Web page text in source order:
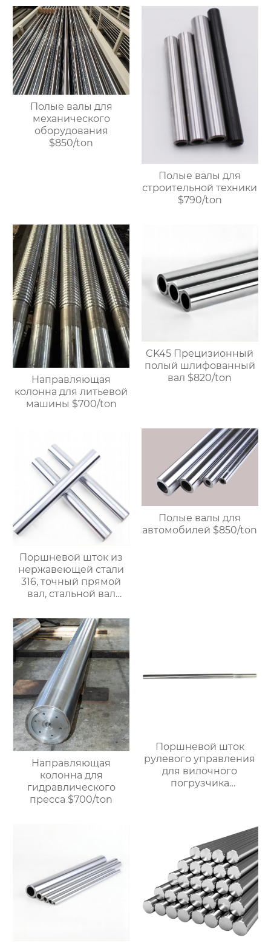
Полые валы для
механического
оборудования
$850/ton
Полые валы для
строительной техники
$790/ton
Направляющая
колонна для литьевой
машины $700/ton
CK45 Прецизионный
полый шлифованный
вал $820/ton
Поршневой шток из
нержавеющей стали
316, точный прямой
вал, стальной вал
подшипника, полый и
цельный
хромированный вал.
$900/Ton
Полые валы для
автомобилей $850/ton
Направляющая
колонна для
гидравлического
пресса $700/ton
Поршневой шток
рулевого управления
для вилочного
погрузчика
линейный стальной
вал, линейный
подшипниковый вал,
жесткий
хромированный
полированный вал,
доступна
кастомизация, прямая
продажа с завода.